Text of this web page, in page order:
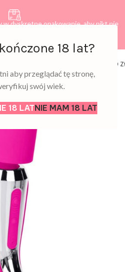
18 lat?
aby przeglądać tę stronę,
swój wiek.
18 LATNIE MAM 18 LAT
w dyskretne opakowanie, aby nikt nie
0,00